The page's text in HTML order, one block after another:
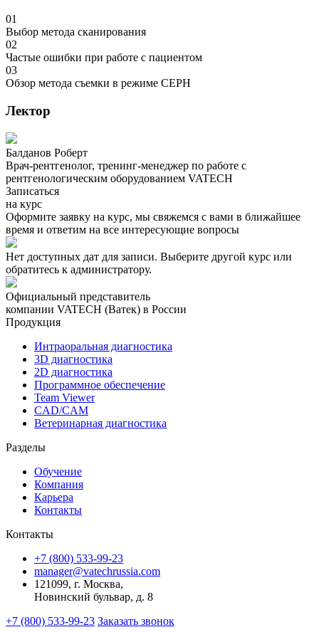
01
Выбор метода сканирования
02
Частые ошибки при работе с пациентом
03
Обзор метода съемки в режиме CEPH
Лектор
Балданов Роберт
Врач-рентгенолог, тренинг-менеджер по работе с
рентгенологическим оборудованием VATECH
Записаться
на курс
Оформите заявку на курс, мы свяжемся с вами в ближайшее
время и ответим на все интересующие вопросы
Нет доступных дат для записи. Выберите другой курс или
обратитесь к администратору.
Официальный представитель
компании VATECH (Ватек) в России
Продукция
Интраоральная диагностика
3D диагностика
2D диагностика
Программное обеспечение
Team Viewer
CAD/CAM
Ветеринарная диагностика
Разделы
Обучение
Компания
Карьера
Контакты
Контакты
+7 (800) 533-99-23
manager@vatechrussia.com
121099, г. Москва,
Новинский бульвар, д. 8
+7 (800) 533-99-23 Заказать звонок